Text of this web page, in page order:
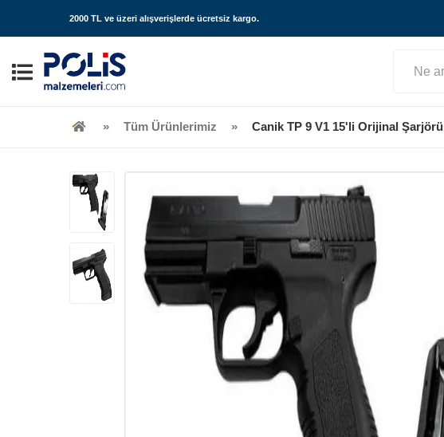
2000 TL ve üzeri alışverişlerde ücretsiz kargo.
Tüm Ürünlerimiz Canik TP 9 V1 15'li Orijinal Şarjörü